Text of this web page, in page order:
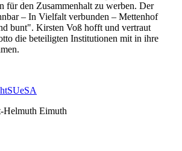
für den Zusammenhalt zu werben. Der
– In Vielfalt verbunden – Mettenhof
bunt". Kirsten Voß hofft und vertraut
die beteiligten Institutionen mit in ihre
Eimuth